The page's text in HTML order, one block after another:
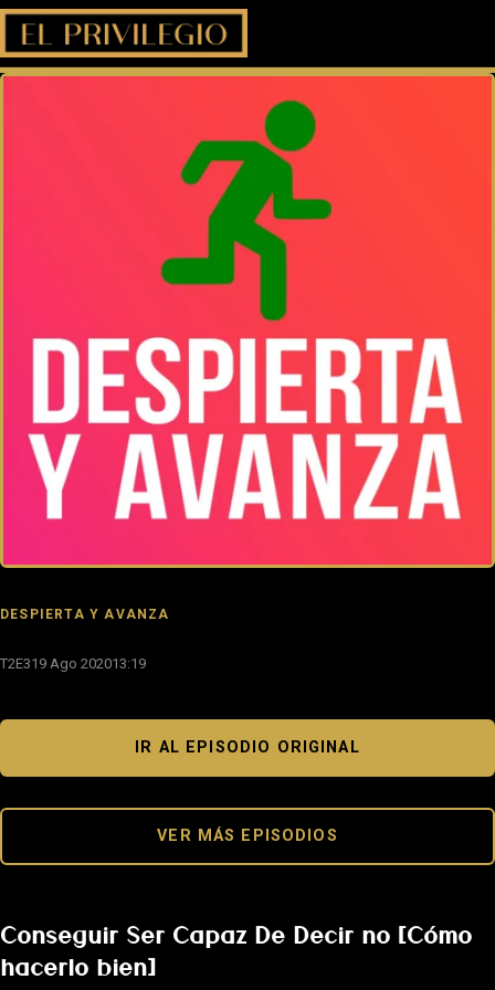
DESPIERTA Y AVANZA
T2E319 Ago 202013:19
IR AL EPISODIO ORIGINAL
VER MÁS EPISODIOS
Conseguir Ser Capaz De Decir no [Cómo
hacerlo bien]